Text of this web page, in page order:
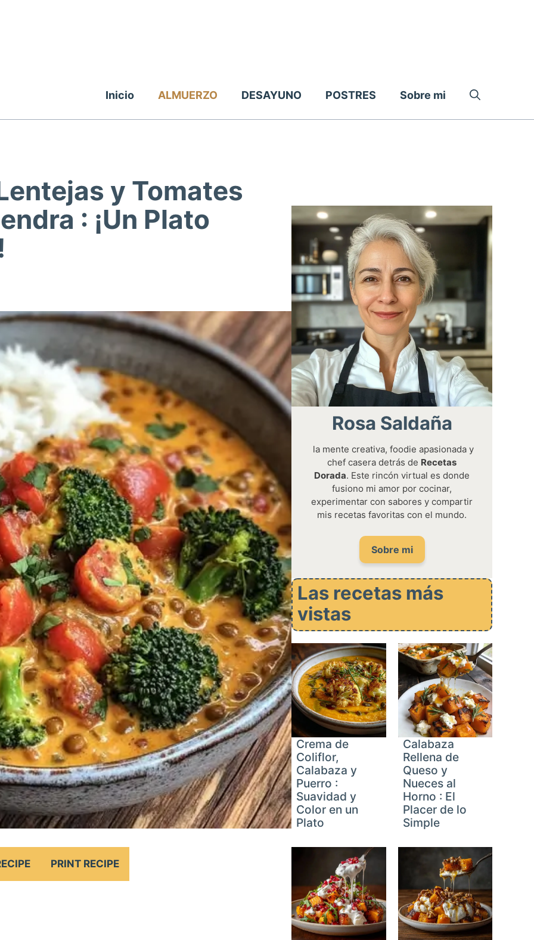
Inicio ALMUERZO DESAYUNO POSTRES Sobre mi
y Tomates
: ¡Un Plato
PRINT RECIPE
Rosa Saldaña
la mente creativa, foodie apasionada y
chef casera detrás de Recetas
Dorada. Este rincón virtual es donde
fusiono mi amor por cocinar,
experimentar con sabores y compartir
mis recetas favoritas con el mundo.
Sobre mi
Las recetas más
vistas
Crema de
Coliflor,
Calabaza y
Puerro :
Suavidad y
Color en un
Plato
Calabaza
Rellena de
Queso y
Nueces al
Horno : El
Placer de lo
Simple